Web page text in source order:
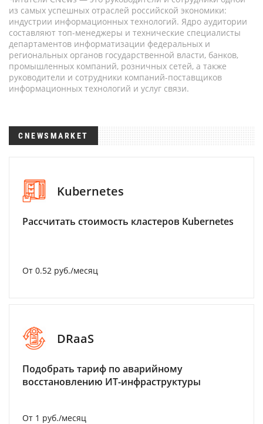
из самых успешных отраслей российской экономики:
индустрии информационных технологий. Ядро аудитории
составляют топ-менеджеры и технические специалисты
департаментов информатизации федеральных и
региональных органов государственной власти, банков,
промышленных компаний, розничных сетей, а также
руководители и сотрудники компаний-поставщиков
информационных технологий и услуг связи.
CNEWSMARKET
Kubernetes
Рассчитать стоимость кластеров Kubernetes
От 0.52 руб./месяц
DRaaS
Подобрать тариф по аварийному
восстановлению ИТ-инфраструктуры
От 1 руб./месяц